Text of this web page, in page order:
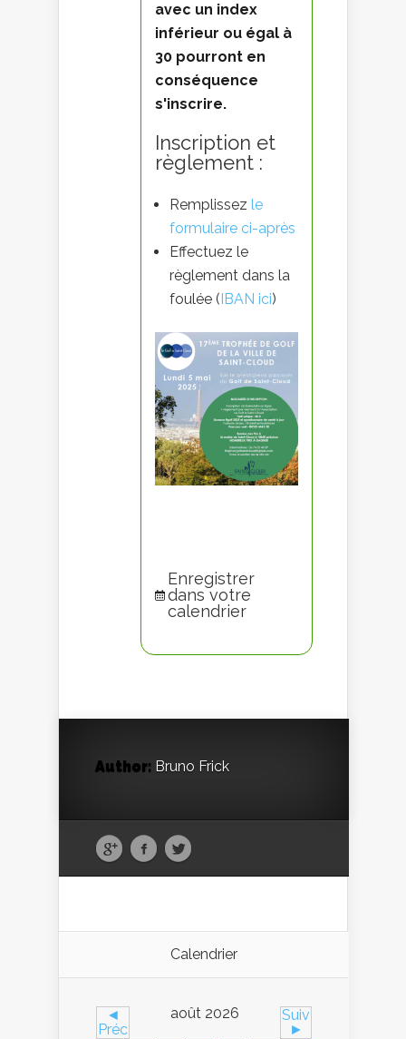
avec un index
inférieur ou égal à
30 pourront en
conséquence
s'inscrire.
Inscription et
règlement :
Remplissez le
formulaire ci-après
Effectuez le
règlement dans la
foulée ( IBAN ici)
Enregistrer
dans votre
calendrier
Author: Bruno Frick
Calendrier
◄
Préc
août 2026
Suiv
►